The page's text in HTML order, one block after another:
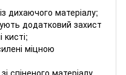
дихаючого матеріалу;
додатковий захист
кисті;
міцною
спіненого матеріалу